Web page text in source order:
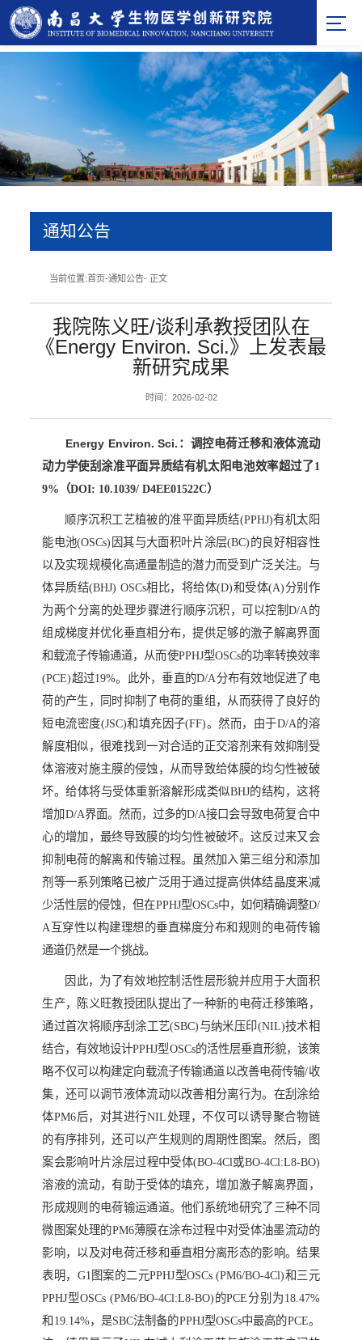
通知公告
当前位置:首页-通知公告- 正文
我院陈义旺/谈利承教授团队在
《Energy Environ. Sci.》上发表最
新研究成果
时间：2026-02-02
Energy Environ. Sci. ：调控电荷迁移和液体流动
动力学使刮涂准平面异质结有机太阳电池效率超过了1
9% （DOI: 10.1039/ D4EE01522C）
顺序沉积工艺植被的准平面异质结(PPHJ)有机太阳
能电池(OSCs) 因其与大面积叶片涂层(BC)的良好相容性
以及实现规模化高通量制造的潜力而受到广泛关注。与
体异质结(BHJ) OSCs相比，将给体(D)和受体(A)分别作
为两个分离的处理步骤进行顺序沉积，可以控制D/A的
组成梯度并优化垂直相分布，提供足够的激子解离界面
和载流子传输通道，从而使PPHJ型OSCs的功率转换效率
(PCE)超过19%。此外，垂直的D/A分布有效地促进了电
荷的产生，同时抑制了电荷的重组，从而获得了良好的
短电流密度(JSC)和填充因子(FF)。然而，由于D/A的溶
解度相似，很难找到一对合适的正交溶剂来有效抑制受
体溶液对施主膜的侵蚀，从而导致给体膜的均匀性被破
坏。给体将与受体重新溶解形成类似BHJ的结构，这将
增加D/A界面。然而，过多的D/A接口会导致电荷复合中
心的增加，最终导致膜的均匀性被破坏。这反过来又会
抑制电荷的解离和传输过程。虽然加入第三组分和添加
剂等一系列策略已被广泛用于通过提高供体结晶度来减
少活性层的侵蚀，但在PPHJ型OSCs中，如何精确调整D/
A 互穿性以构建理想的垂直梯度分布和规则的电荷传输
通道仍然是一个挑战。
因此，为了有效地控制活性层形貌并应用于大面积
生产，陈义旺教授团队提出了一种新的电荷迁移策略，
通过首次将顺序刮涂工艺(SBC)与纳米压印(NIL)技术相
结合，有效地设计PPHJ型OSCs的活性层垂直形貌，该策
略不仅可以构建定向载流子传输通道以改善电荷传输/收
集，还可以调节液体流动以改善相分离行为。在刮涂给
体PM6后，对其进行NIL处理，不仅可以诱导聚合物链
的有序排列，还可以产生规则的周期性图案。然后，图
案会影响叶片涂层过程中受体(BO-4Cl或BO-4Cl:L8-BO)
溶液的流动，有助于受体的填充，增加激子解离界面，
形成规则的电荷输运通道。他们系统地研究了三种不同
微图案处理的PM6薄膜在涂布过程中对受体油墨流动的
影响，以及对电荷迁移和垂直相分离形态的影响。结果
表明， G1 图案的二元PPHJ型OSCs (PM6/BO-4Cl)和三元
PPHJ型OSCs (PM6/BO-4Cl:L8-BO)的PCE分别为18.47%
和 19.14%，是SBC法制备的PPHJ型OSCs中最高的PCE。